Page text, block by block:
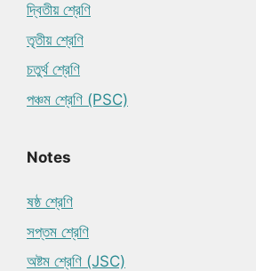
দ্বিতীয় শ্রেণি
তৃতীয় শ্রেণি
চতুর্থ শ্রেণি
পঞ্চম শ্রেণি (PSC)
Notes
ষষ্ঠ শ্রেণি
সপ্তম শ্রেণি
অষ্টম শ্রেণি (JSC)